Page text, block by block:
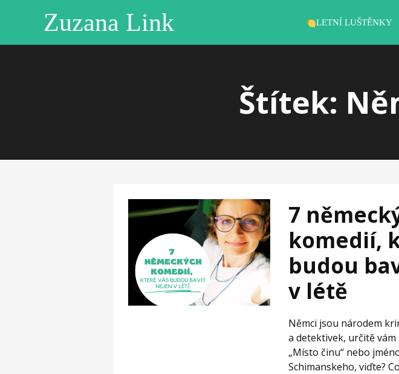
Zuzana Link LETNÍ LUŠTĚNKY
Štítek:
7
komedií,
budou
v létě
Němci jsou národem
a detektivek, určitě
„Místo činu“ nebo
Schimanskeho, viďte?